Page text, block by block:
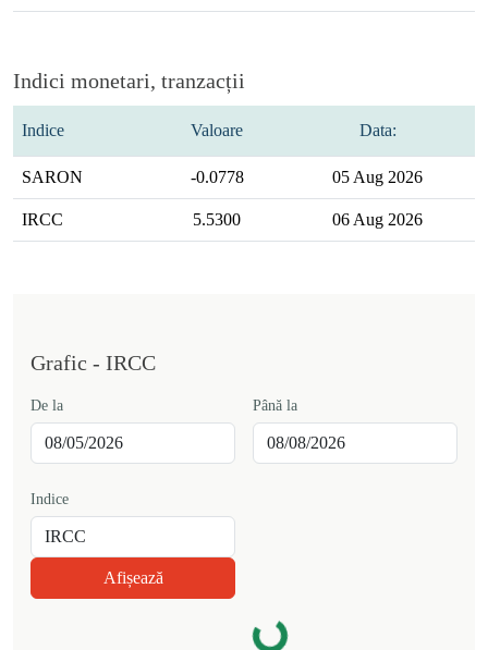
Indici monetari, tranzacții
Indice Valoare Data:
SARON -0.0778 05 Aug 2026
IRCC 5.5300 06 Aug 2026
Grafic - IRCC
De la Până la
Indice
Afișează